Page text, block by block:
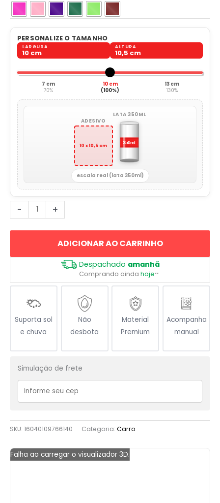
PERSONALIZE O TAMANHO
LARGURA
10 cm
ALTURA
10,5 cm
7 cm
70%
10 cm
(100%)
13 cm
130%
ADESIVO
10 x 10,5 cm
LATA 350ML
escala real (lata 350ml)
-
Sistemas
de
Informação
quantidade
+
ADICIONAR AO CARRINHO
Despachado amanhã
Comprando ainda hoje**
Suporta sol
e chuva
Não
desbota
Material
Premium
Acompanha
manual
Simulação de frete
SKU: 16040109766140 Categoria: Carro
Falha ao carregar o visualizador 3D.